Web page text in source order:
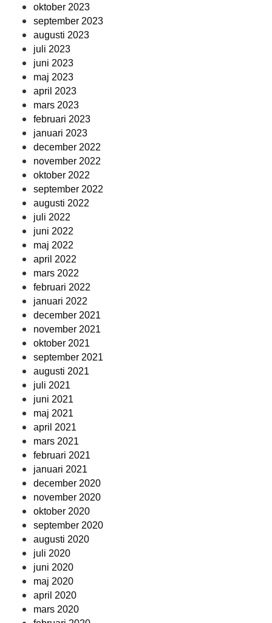
oktober 2023
september 2023
augusti 2023
juli 2023
juni 2023
maj 2023
april 2023
mars 2023
februari 2023
januari 2023
december 2022
november 2022
oktober 2022
september 2022
augusti 2022
juli 2022
juni 2022
maj 2022
april 2022
mars 2022
februari 2022
januari 2022
december 2021
november 2021
oktober 2021
september 2021
augusti 2021
juli 2021
juni 2021
maj 2021
april 2021
mars 2021
februari 2021
januari 2021
december 2020
november 2020
oktober 2020
september 2020
augusti 2020
juli 2020
juni 2020
maj 2020
april 2020
mars 2020